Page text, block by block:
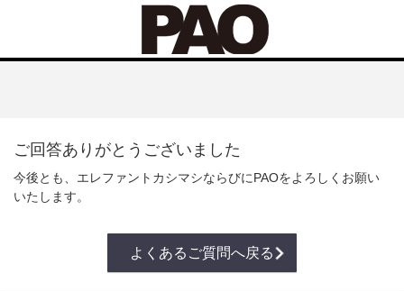
ご回答ありがとうございました
今後とも、エレファントカシマシならびにPAOをよろしくお願い
いたします。
よくあるご質問へ戻る